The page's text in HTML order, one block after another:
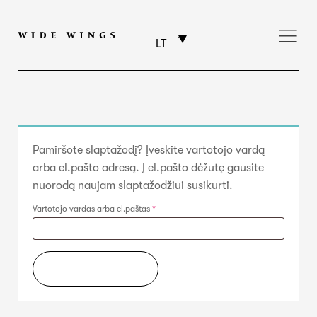
LT
Pamiršote slaptažodį? Įveskite vartotojo vardą
arba el.pašto adresą. Į el.pašto dėžutę gausite
nuorodą naujam slaptažodžiui susikurti.
Vartotojo vardas arba el.paštas *Privalomas